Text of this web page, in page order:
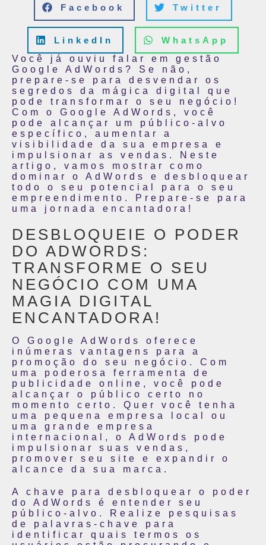
Facebook Twitter
LinkedIn
WhatsApp
Você já ouviu falar em gestão
Google AdWords? Se não,
prepare-se para desvendar os
segredos da mágica digital que
pode transformar o seu negócio!
Com o Google AdWords, você
pode alcançar um público-alvo
específico, aumentar a
visibilidade da sua empresa e
impulsionar as vendas. Neste
artigo, vamos mostrar como
dominar o AdWords e desbloquear
todo o seu potencial para o seu
empreendimento. Prepare-se para
uma jornada encantadora!
DESBLOQUEIE O PODER
DO ADWORDS:
TRANSFORME O SEU
NEGÓCIO COM UMA
MAGIA DIGITAL
ENCANTADORA!
O Google AdWords oferece
inúmeras vantagens para a
promoção do seu negócio. Com
uma poderosa ferramenta de
publicidade online, você pode
alcançar o público certo no
momento certo. Quer você tenha
uma pequena empresa local ou
uma grande empresa
internacional, o AdWords pode
impulsionar suas vendas,
promover seu site e expandir o
alcance da sua marca.
A chave para desbloquear o poder
do AdWords é entender seu
público-alvo. Realize pesquisas
de palavras-chave para
identificar quais termos os